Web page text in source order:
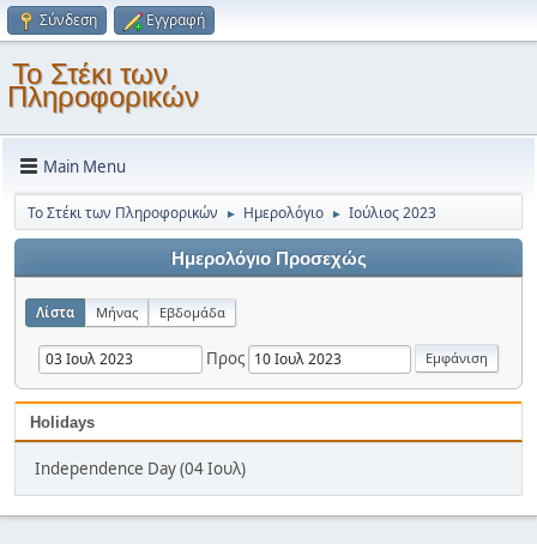
Σύνδεση Εγγραφή
Το Στέκι των
Πληροφορικών
Main Menu
Το Στέκι των Πληροφορικών ► Ημερολόγιο ► Ιούλιος 2023
Ημερολόγιο Προσεχώς
Λίστα Μήνας Εβδομάδα
Προς
Holidays
Independence Day (04 Ιουλ)